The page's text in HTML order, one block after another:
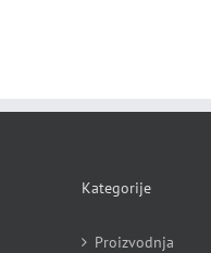
Kategorije
Proizvodnja